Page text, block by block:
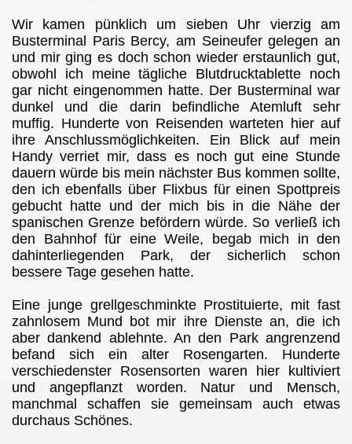
Wir kamen pünklich um sieben Uhr vierzig am
Busterminal Paris Bercy, am Seineufer gelegen an
und mir ging es doch schon wieder erstaunlich gut,
obwohl ich meine tägliche Blutdrucktablette noch
gar nicht eingenommen hatte. Der Busterminal war
dunkel und die darin befindliche Atemluft sehr
muffig. Hunderte von Reisenden warteten hier auf
ihre Anschlussmöglichkeiten. Ein Blick auf mein
Handy verriet mir, dass es noch gut eine Stunde
dauern würde bis mein nächster Bus kommen sollte,
den ich ebenfalls über Flixbus für einen Spottpreis
gebucht hatte und der mich bis in die Nähe der
spanischen Grenze befördern würde. So verließ ich
den Bahnhof für eine Weile, begab mich in den
dahinterliegenden Park, der sicherlich schon
bessere Tage gesehen hatte.
Eine junge grellgeschminkte Prostituierte, mit fast
zahnlosem Mund bot mir ihre Dienste an, die ich
aber dankend ablehnte. An den Park angrenzend
befand sich ein alter Rosengarten. Hunderte
verschiedenster Rosensorten waren hier kultiviert
und angepflanzt worden. Natur und Mensch,
manchmal schaffen sie gemeinsam auch etwas
durchaus Schönes.